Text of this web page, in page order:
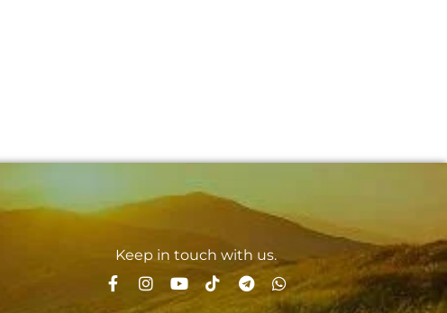
Keep in touch with us.